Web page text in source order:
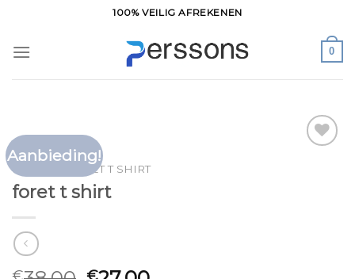
inhoud
100% VEILIG AFREKENEN
0
Aanbieding!
HOME FORET T SHIRT
foret t shirt